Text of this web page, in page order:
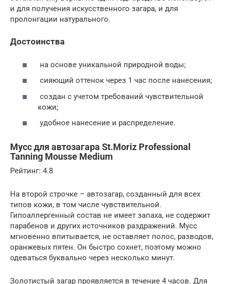
и для получения искусственного загара, и для
пролонгации натурального.
Достоинства
на основе уникальной природной воды;
сияющий оттенок через 1 час после нанесения;
создан с учетом требований чувствительной
кожи;
удобное нанесение и распределение.
Мусс для автозагара St.Moriz Professional
Tanning Mousse Medium
Рейтинг: 4.8
На второй строчке – автозагар, созданный для всех
типов кожи, в том числе чувствительной.
Гипоаллергенный состав не имеет запаха, не содержит
парабенов и других источников раздражений. Мусс
мгновенно впитывается, не оставляет полос, разводов,
оранжевых пятен. Он быстро сохнет, поэтому можно
одеваться буквально через несколько минут.
Золотистый загар проявляется в течение 4 часов. Для